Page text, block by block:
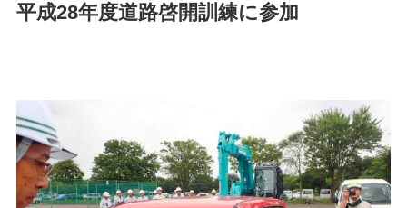
平成28年度道路啓開訓練に参加